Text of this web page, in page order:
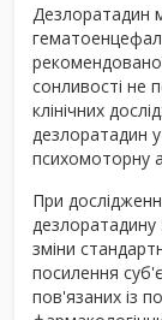
Дезлоратадин
сонливості не
клінічних
дезлоратадин
психомоторну
При
дезлоратадину
зміни
посилення
пов'язаних із